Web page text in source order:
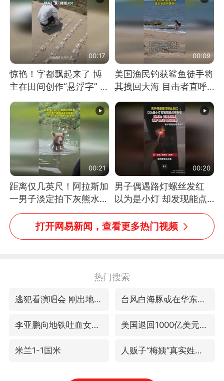
00:17
惊艳！字都飘起来了 博
主在田间创作“悬浮字” 网
00:09
美国渔民钓获鲨鱼徒手将
其拽回大海 目击者直呼
消息）
00:21
距离仅几英尺！阿拉斯加
一男子淡定拍下灰熊水中
捕食鲑鱼全程
00:20
男子偶遇路灯螺丝发红
以为是小灯 却发现能点
燃香烟 当事人：已报警
处理
打开网易新闻，查看更多热门视频
热门搜索
逃犯看演唱会 刚出地铁就被逮住 台风白海豚或在华东沿海登陆
李亚鹏向地铁吐血女孩捐99999元 美国退回1000亿美元关税
米兰1-1国米 人贩子“梅姨”真实姓名曝光